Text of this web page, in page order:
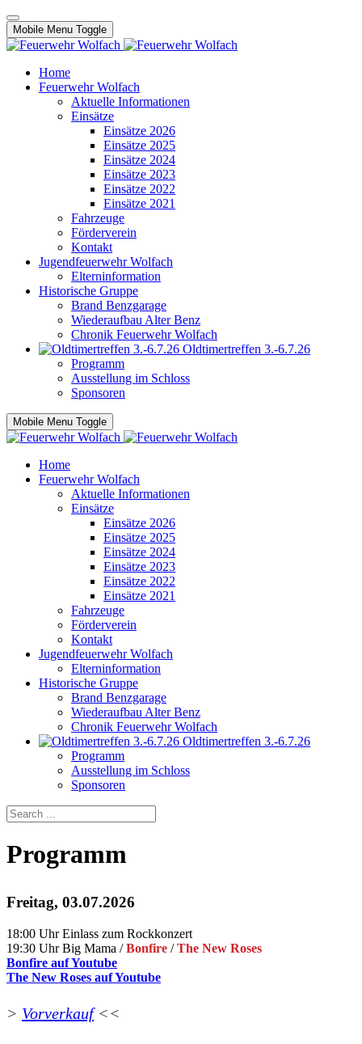
Mobile Menu Toggle
Home
Feuerwehr Wolfach
Aktuelle Informationen
Einsätze
Einsätze 2026
Einsätze 2025
Einsätze 2024
Einsätze 2023
Einsätze 2022
Einsätze 2021
Fahrzeuge
Förderverein
Kontakt
Jugendfeuerwehr Wolfach
Elterninformation
Historische Gruppe
Brand Benzgarage
Wiederaufbau Alter Benz
Chronik Feuerwehr Wolfach
Oldtimertreffen 3.-6.7.26
Programm
Ausstellung im Schloss
Sponsoren
Mobile Menu Toggle
Home
Feuerwehr Wolfach
Aktuelle Informationen
Einsätze
Einsätze 2026
Einsätze 2025
Einsätze 2024
Einsätze 2023
Einsätze 2022
Einsätze 2021
Fahrzeuge
Förderverein
Kontakt
Jugendfeuerwehr Wolfach
Elterninformation
Historische Gruppe
Brand Benzgarage
Wiederaufbau Alter Benz
Chronik Feuerwehr Wolfach
Oldtimertreffen 3.-6.7.26
Programm
Ausstellung im Schloss
Sponsoren
Programm
Freitag, 03.07.2026
18:00 Uhr Einlass zum Rockkonzert
19:30 Uhr Big Mama /Bonfire /The New Roses
Bonfire auf Youtube
The New Roses auf Youtube
> Vorverkauf<<